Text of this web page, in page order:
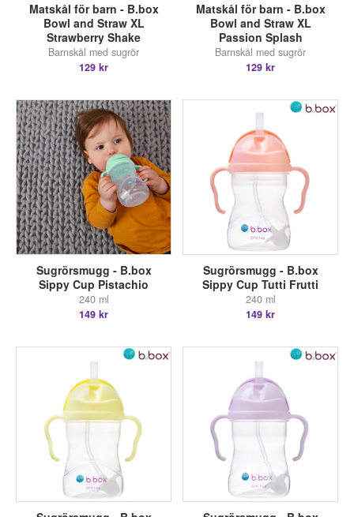
Matskål för barn - B.box
Bowl and Straw XL
Strawberry Shake
Barnskål med sugrör
129 kr
Matskål för barn - B.box
Bowl and Straw XL
Passion Splash
Barnskål med sugrör
129 kr
Sugrörsmugg - B.box
Sippy Cup Pistachio
240 ml
149 kr
Sugrörsmugg - B.box
Sippy Cup Tutti Frutti
240 ml
149 kr